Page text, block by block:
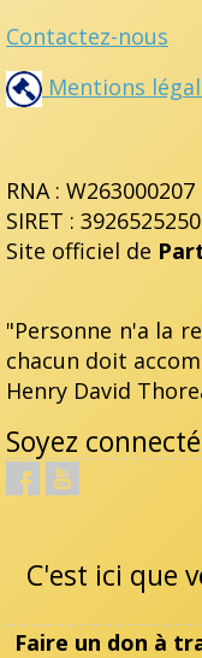
Contactez-nous
Mentions
RNA : W263000207
SIRET :
Site officiel de
"Personne n'a la
chacun doit
Henry David
Soyez
C'est ici que
Faire un don à